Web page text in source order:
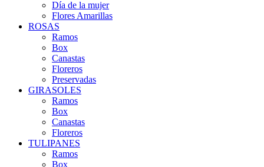
Día de la mujer
Flores Amarillas
ROSAS
Ramos
Box
Canastas
Floreros
Preservadas
GIRASOLES
Ramos
Box
Canastas
Floreros
TULIPANES
Ramos
Box